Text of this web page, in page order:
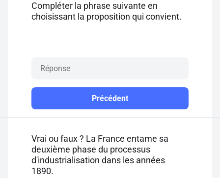
Compléter la phrase suivante en
choisissant la proposition qui convient.
Précédent
Vrai ou faux ? La France entame sa
deuxième phase du processus
d'industrialisation dans les années
1890.